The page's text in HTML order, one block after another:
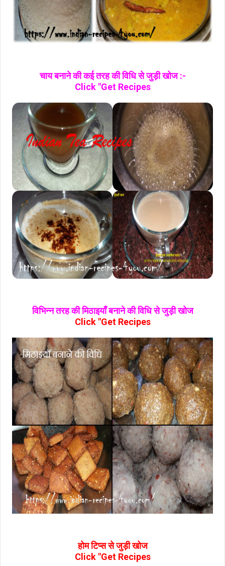
चाय बनाने की कई तरह की विधि से जुड़ी खोज :-
Click "Get Recipes
विभिन्न तरह की मिठाइयाँ बनाने की विधि से जुड़ी खोज
Click "Get Recipes
होम टिप्‍स से जुड़ी खोज
Click "Get Recipes